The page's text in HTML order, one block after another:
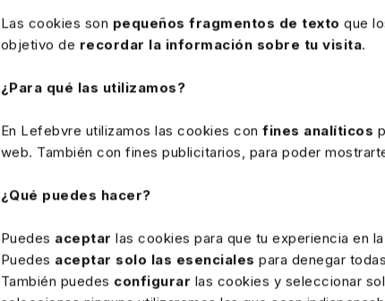
Las cookies son pequeños fragmentos de texto que
objetivo de recordar la información sobre tu visita.
¿Para qué las utilizamos?
En Lefebvre utilizamos las cookies con fines analíticos
web. También con fines publicitarios, para poder
¿Qué puedes hacer?
Puedes aceptar las cookies para que tu experiencia en
Puedes aceptar solo las esenciales para denegar
También puedes configurar las cookies y seleccionar
Memento
disciplinario,
despido asociadas a
Ver memento